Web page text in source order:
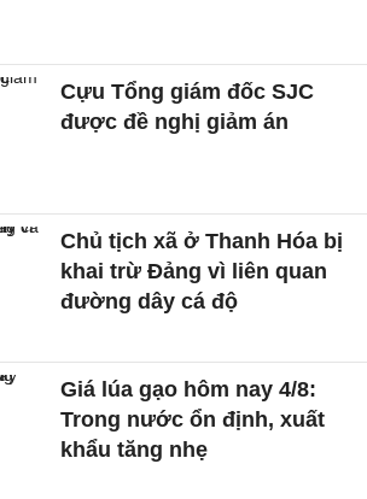
Cựu Tổng giám đốc SJC
được đề nghị giảm án
Chủ tịch xã ở Thanh Hóa bị
khai trừ Đảng vì liên quan
đường dây cá độ
Giá lúa gạo hôm nay 4/8:
Trong nước ổn định, xuất
khẩu tăng nhẹ